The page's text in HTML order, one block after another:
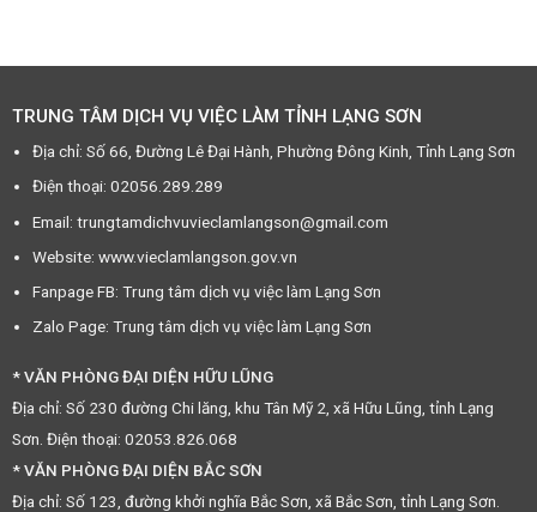
TRUNG TÂM DỊCH VỤ VIỆC LÀM TỈNH LẠNG SƠN
Địa chỉ: Số 66, Đường Lê Đại Hành, Phường Đông Kinh, Tỉnh Lạng Sơn
Điện thoại: 02056.289.289
Email: trungtamdichvuvieclamlangson@gmail.com
Website: www.vieclamlangson.gov.vn
Fanpage FB: Trung tâm dịch vụ việc làm Lạng Sơn
Zalo Page: Trung tâm dịch vụ việc làm Lạng Sơn
* VĂN PHÒNG ĐẠI DIỆN HỮU LŨNG
Địa chỉ: Số 230 đường Chi lăng, khu Tân Mỹ 2, xã Hữu Lũng, tỉnh Lạng
Sơn. Điện thoại: 02053.826.068
* VĂN PHÒNG ĐẠI DIỆN BẮC SƠN
Địa chỉ: Số 123, đường khởi nghĩa Bắc Sơn, xã Bắc Sơn, tỉnh Lạng Sơn.